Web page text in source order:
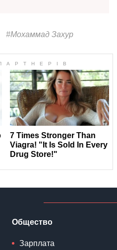
#Мохаммад Захур
Общество
Зарплата